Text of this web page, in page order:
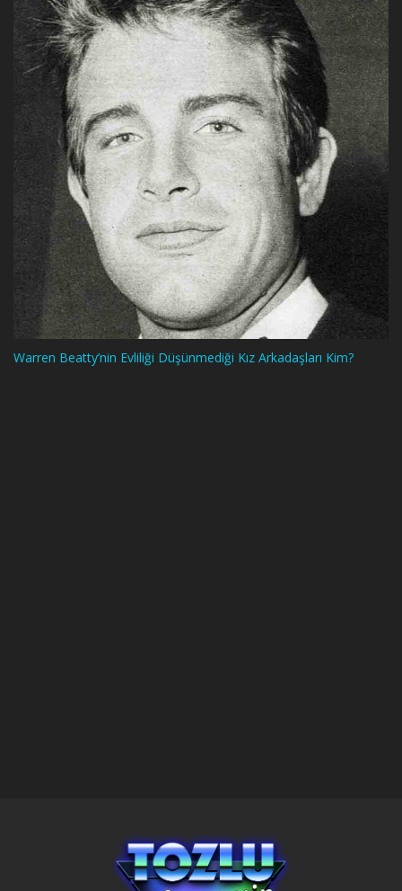
Warren Beatty’nin Evliliği Düşünmediği Kız Arkadaşları Kim?